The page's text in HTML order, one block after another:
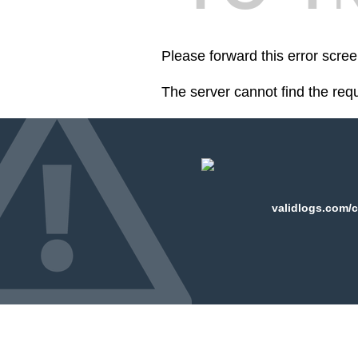
Please forward this error
The server cannot find the
validlogs.com/